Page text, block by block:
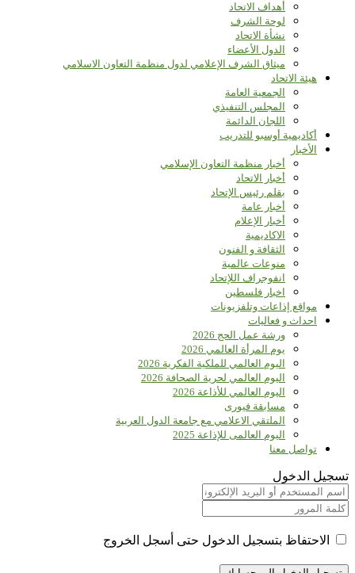
أهداف الاتحاد
لوحة الشرف
نشأة الاتحاد
الدول الأعضاء
ميثاق الشرف الإعلامي لدول منظمة التعاون الاسلامي
هيئة الاتحاد
الجمعية العامة
المجلس التنفيذي
اللجان الدائمة
أكاديمية أوسبو للتدريب
الأخبار
أخبار منظمة التعاون الإسلامي
أخبار الاتحاد
بقلم رئيس الإتحاد
أخبار عامة
أخبار الإعلام
الاكاديمية
الثقافة و الفنون
منوعات عالمية
انفوجراف اللإتحاد
اخبار فلسطين
مواقع إذاعات وتلفزيونات
احداث و فعاليات
ورشة عمل الحج 2026
يوم المرأة العالمي 2026
اليوم العالمي للملكية الفكرية 2026
اليوم العالمي لحرية الصحافة 2026
اليوم العالمي للأذاعة 2026
مسابقة فيورى
الملتقي الاعلامي مع جامعة الدول العربية
اليوم العالمى للإذاعة 2025
تواصل معنا
تسجيل الدخول
الاحتفاظ بتسجيل الدخول حتى أسجل الخروج